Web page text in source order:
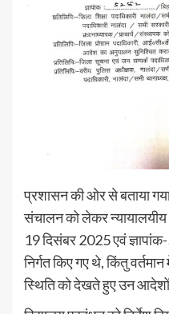
प्रशासन की ओर से बताया
संचालन को लेकर
19 दिसंबर 2025 एवं
निर्गत किए गए थे, किंतु
स्थिति को देखते हुए उन